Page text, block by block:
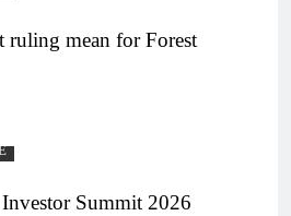
ruling mean for Forest
Summit 2026